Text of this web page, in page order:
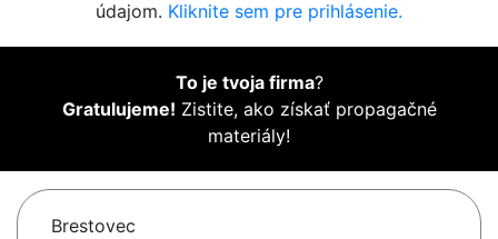
údajom. Kliknite sem pre prihlásenie.
To je tvoja firma?
Gratulujeme! Zistite, ako získať propagačné
materiály!
Brestovec